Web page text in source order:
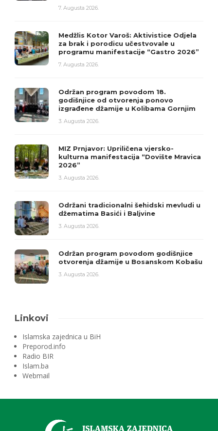
7. Augusta 2026.
Medžlis Kotor Varoš: Aktivistice Odjela
za brak i porodicu učestvovale u
programu manifestacije “Gastro 2026”
7. Augusta 2026.
Održan program povodom 18.
godišnjice od otvorenja ponovo
izgrađene džamije u Kolibama Gornjim
3. Augusta 2026.
MIZ Prnjavor: Upriličena vjersko-
kulturna manifestacija “Dovište Mravica
2026”
3. Augusta 2026.
Održani tradicionalni šehidski mevludi u
džematima Basići i Baljvine
3. Augusta 2026.
Održan program povodom godišnjice
otvorenja džamije u Bosanskom Kobašu
3. Augusta 2026.
Linkovi
Islamska zajednica u BiH
Preporod.info
Radio BIR
Islam.ba
Webmail